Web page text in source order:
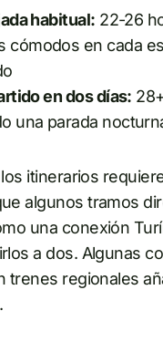
habitual: 22-26
cómodos en cada
en dos días:
una parada
itinerarios
algunos tramos
una conexión
a dos. Algunas
trenes regionales